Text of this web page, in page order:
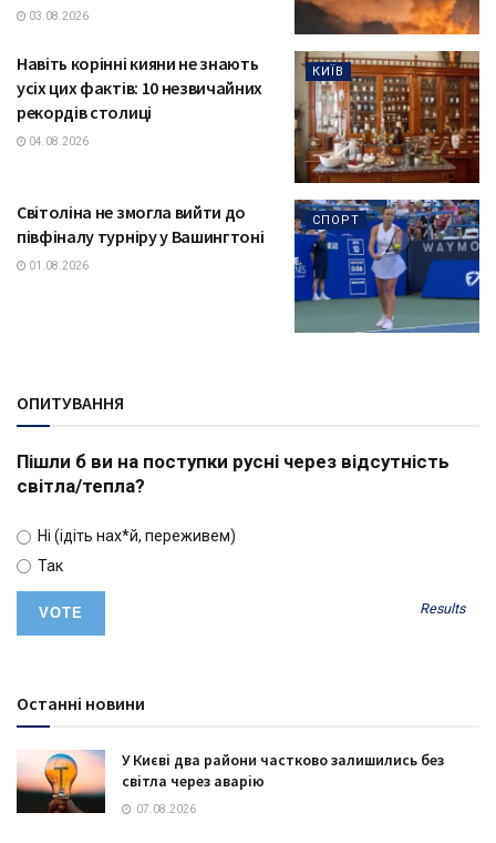
03.08.2026
КИЇВ
Навіть корінні кияни не знають
усіх цих фактів: 10 незвичайних
рекордів столиці
04.08.2026
СПОРТ
Світоліна не змогла вийти до
півфіналу турніру у Вашингтоні
01.08.2026
ОПИТУВАННЯ
Пішли б ви на поступки русні через відсутність
світла/тепла?
Ні (ідіть нах*й, переживем)
Так
Results
Останні новини
У Києві два райони частково залишились без
світла через аварію
07.08.2026